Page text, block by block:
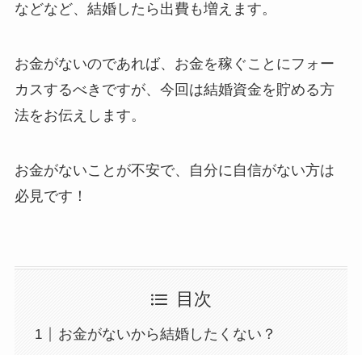
などなど、結婚したら出費も増えます。
お金がないのであれば、お金を稼ぐことにフォー
カスするべきですが、今回は結婚資金を貯める方
法をお伝えします。
お金がないことが不安で、自分に自信がない方は
必見です！
目次
お金がないから結婚したくない？